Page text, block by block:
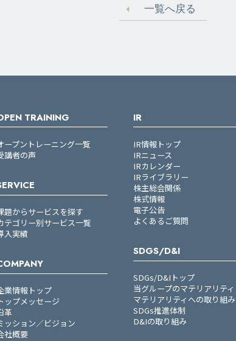
一覧へ戻る
TRAINING
ープントレーニング一覧
講者の声
題からサービスを探す
テゴリー別サービス一覧
入実績
業情報トップ
ップメッセージ
革
ッション／ビジョン
社概要
IR
IR情報トップ
IRニュース
IRカレンダー
IRライブラリー
株主総会関係
株式情報
電子公告
よくあるご質問
SDGS/D&I
SDGs/D&Iトップ
当グループのマテリアリティ
マテリアリティへの取り組み
SDGs推進体制
D&Iの取り組み